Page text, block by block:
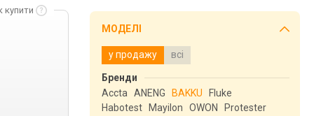
купити
МОДЕЛІ
у продажу всі
Бренди
Accta
ANENG BAKKU
Fluke
Habotest
Mayilon OWON
Protester